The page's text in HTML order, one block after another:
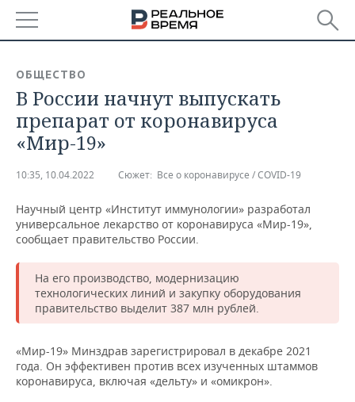
БАШКОРТОСТАН
ТАТАРСТАН
НОВОСТИ
АНАЛИТИКА
ДЕКЛАРАЦИИ О ДОХОДАХ
КОРОЛИ ГОСЗАКАЗА ПФО
ВУЗЫ ТАТАРСТАНА
КОМУ ПРИНАДЛЕЖАТ
ТОРГОВЫЕ ЦЕНТРЫ
НОВОСТИ ЭКОНОМИКИ
ФИНАНСЫ
БАНКИ
БЮДЖЕТ
ИНВЕСТИЦИИ
ПРОМЫШЛЕННОСТЬ
НОВОСТИ
ПРОМЫШЛЕННОСТИ
АГРОПРОМ
МАШИНОСТРОЕНИЕ
НЕФТЕХИМИЯ
НЕДВИЖИМОСТЬ
НОВОСТИ НЕДВИЖИМОСТИ
АВТО
НОВОСТИ АВТО
БИЗНЕС
НОВОСТИ БИЗНЕСА
РОЗНИЧНАЯ ТОРГОВЛЯ
ТЕХНОЛОГИИ
НОВОСТИ ТЕХНОЛОГИЙ
МЕРОПРИЯТИЯ
ОБЩЕСТВО
В России начнут выпускать
препарат от коронавируса
«Мир-19»
10:35, 10.04.2022 Сюжет: Все о коронавирусе / COVID-19
Научный центр «Институт иммунологии» разработал
универсальное лекарство от коронавируса «Мир-19»,
сообщает правительство России.
На его производство, модернизацию
технологических линий и закупку оборудования
правительство выделит 387 млн рублей.
«Мир-19» Минздрав зарегистрировал в декабре 2021
года. Он эффективен против всех изученных штаммов
коронавируса, включая «дельту» и «омикрон».